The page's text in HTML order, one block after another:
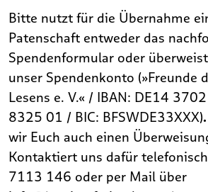
Bitte nutzt für die Übernahme
Patenschaft entweder das
Spendenformular oder
unser Spendenkonto (»Freunde
Lesens e. V.« / IBAN: DE14
8325 01 / BIC: BFSWDE33XXX).
wir Euch auch einen
Kontaktiert uns dafür
7113 146 oder per Mail über